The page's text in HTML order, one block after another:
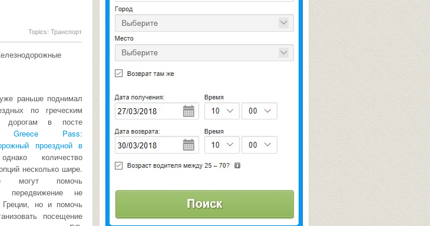
Topics: Транспорт
раньше поднимал
по греческим
дорогам в посте
Greece Pass:
проездной в
количество
несколько шире.
могут помочь
передвижение не
Греции, но и помочь
посещение